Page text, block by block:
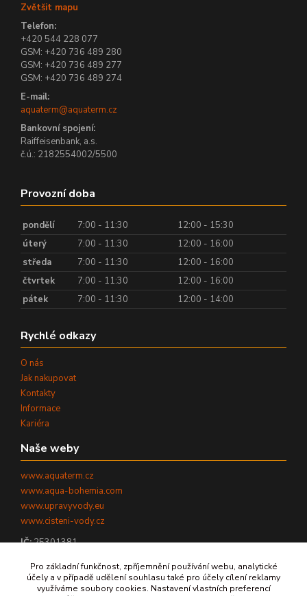
Zvětšit mapu
Telefon:
+420 544 228 077
GSM: +420 736 489 280
GSM: +420 736 489 277
GSM: +420 736 489 274
E-mail:
aquaterm@aquaterm.cz
Bankovní spojení:
Raiffeisenbank, a.s.
č.ú.: 2182554002/5500
Provozní doba
pondělí 7:00 - 11:30
12:00 - 15:30
úterý
7:00 - 11:30
12:00 - 16:00
středa
7:00 - 11:30
12:00 - 16:00
čtvrtek
7:00 - 11:30
12:00 - 16:00
pátek
7:00 - 11:30 12:00 - 14:00
Rychlé odkazy
O nás
Jak nakupovat
Kontakty
Informace
Kariéra
Naše weby
www.aquaterm.cz
www.aqua-bohemia.com
www.upravyvody.eu
www.cisteni-vody.cz
IČ:25301381
Pro základní funkčnost, zpříjemnění používání webu, analytické
účely a v případě udělení souhlasu také pro účely cílení reklamy
využíváme soubory cookies. Nastavení vlastních preferencí